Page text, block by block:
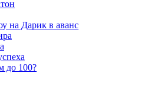
на Дарик в аванс
до 100?